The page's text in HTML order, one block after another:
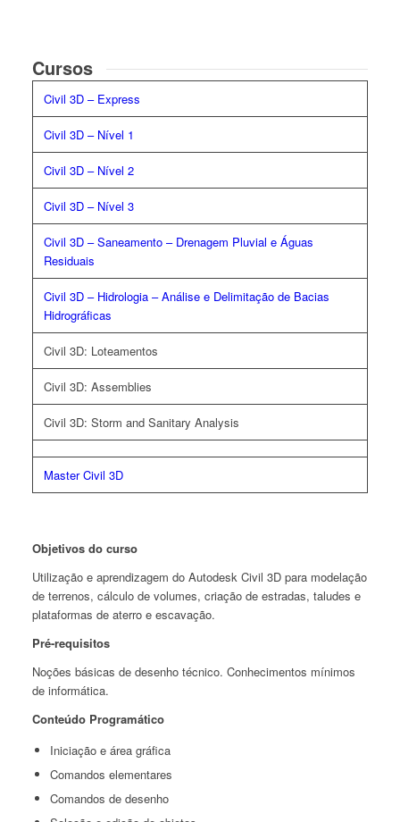
Cursos
Civil 3D – Express
Civil 3D – Nível 1
Civil 3D – Nível 2
Civil 3D – Nível 3
Civil 3D– Saneamento – Drenagem Pluvial e Águas
Residuais
Civil 3D – Hidrologia – Análise e Delimitação de Bacias
Hidrográficas
Civil 3D: Loteamentos
Civil 3D: Assemblies
Civil 3D: Storm and Sanitary Analysis
Master Civil 3D
Objetivos do curso
Utilização e aprendizagem do Autodesk Civil 3D para modelação
de terrenos, cálculo de volumes, criação de estradas, taludes e
plataformas de aterro e escavação.
Pré-requisitos
Noções básicas de desenho técnico. Conhecimentos mínimos
de informática.
Conteúdo Programático
Iniciação e área gráfica
Comandos elementares
Comandos de desenho